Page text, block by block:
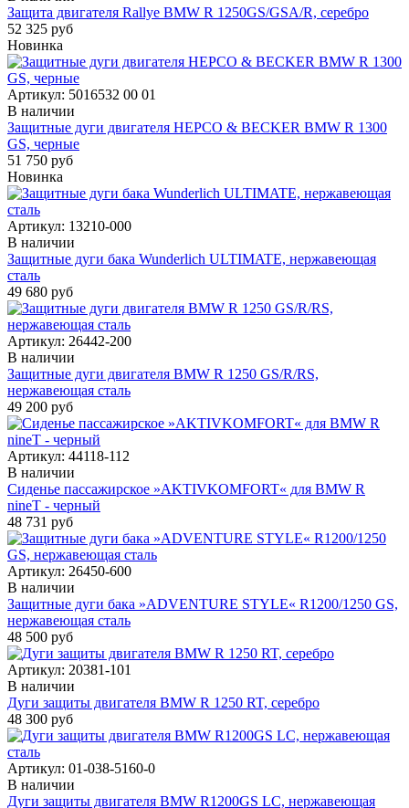
Защита двигателя Rallye BMW R 1250GS/GSA/R, серебро
52 325 руб
Новинка
Артикул: 5016532 00 01
В наличии
Защитные дуги двигателя HEPCO & BECKER BMW R 1300
GS, черные
51 750 руб
Новинка
Артикул: 13210-000
В наличии
Защитные дуги бака Wunderlich ULTIMATE, нержавеющая
сталь
49 680 руб
Артикул: 26442-200
В наличии
Защитные дуги двигателя BMW R 1250 GS/R/RS,
нержавеющая сталь
49 200 руб
Артикул: 44118-112
В наличии
Сиденье пассажирское »AKTIVKOMFORT« для BMW R
nineT - черный
48 731 руб
Артикул: 26450-600
В наличии
Защитные дуги бака »ADVENTURE STYLE« R1200/1250 GS,
нержавеющая сталь
48 500 руб
Артикул: 20381-101
В наличии
Дуги защиты двигателя BMW R 1250 RT, серебро
48 300 руб
Артикул: 01-038-5160-0
В наличии
Дуги защиты двигателя BMW R1200GS LC, нержавеющая